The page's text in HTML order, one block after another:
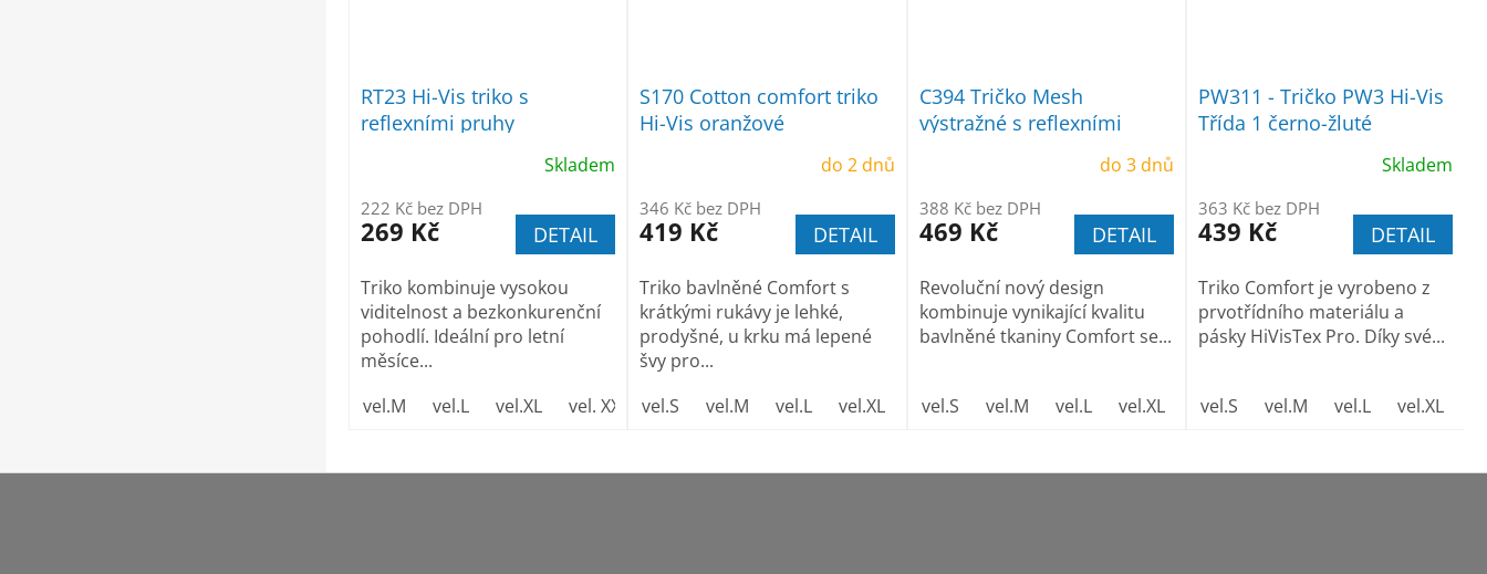
RT23 Hi-Vis triko s
reflexními pruhy
Skladem
222 Kč bez DPH
269 Kč DETAIL
Triko kombinuje vysokou
viditelnost a bezkonkurenční
pohodlí. Ideální pro letní
měsíce...
vel.M
vel.L vel.XL vel. XXL
S170 Cotton comfort triko
Hi-Vis oranžové
do 2 dnů
346 Kč bez DPH
419 Kč DETAIL
Triko bavlněné Comfort s
krátkými rukávy je lehké,
prodyšné, u krku má lepené
švy pro...
vel.S
vel.M vel.L vel.XL vel. XXL vel.3XL vel.4XL
C394 Tričko Mesh
výstražné s reflexními
do 3 dnů
388 Kč bez DPH
469 Kč DETAIL
Revoluční nový design
kombinuje vynikající kvalitu
bavlněné tkaniny Comfort se...
vel.S vel.M vel.L vel.XL vel. XXL vel. 3XL
PW311 - Tričko PW3 Hi-Vis
Třída 1 černo-žluté
Skladem
363 Kč bez DPH
439 Kč DETAIL
Triko Comfort je vyrobeno z
prvotřídního materiálu a
pásky HiVisTex Pro. Díky své...
vel.S vel.M vel.L vel.XL
Z